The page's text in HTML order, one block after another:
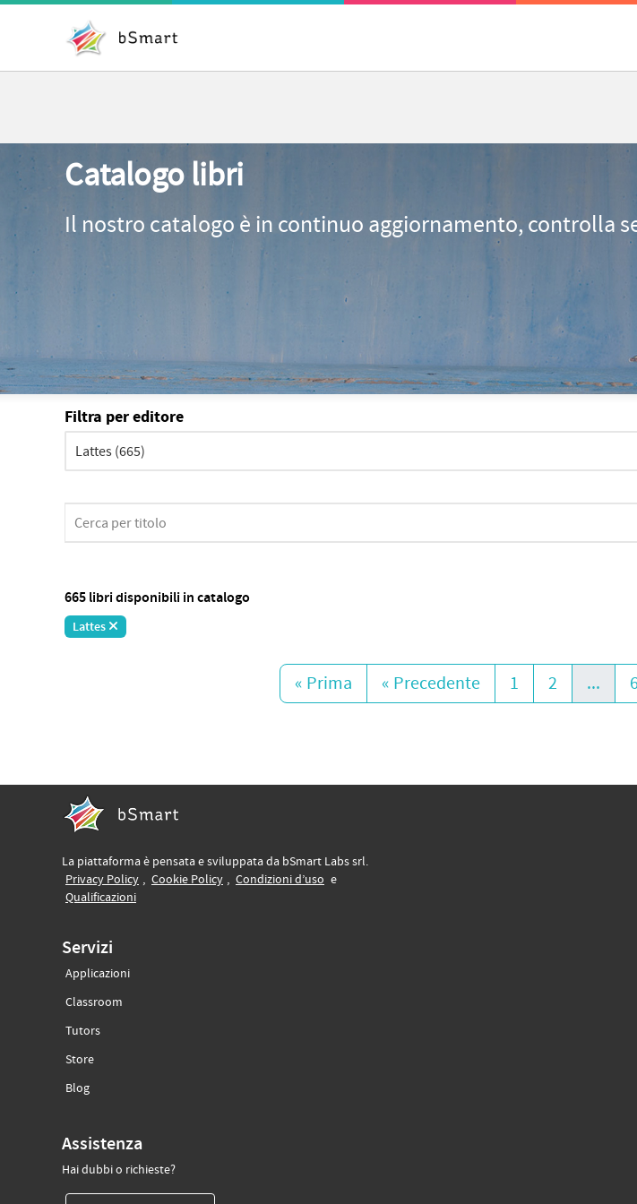
Catalogo libri
Il nostro catalogo è in continuo aggiornamento, controlla
Filtra per editore
665 libri disponibili in catalogo
Lattes
« Prima « Precedente 1 2 ...
La piattaforma è pensata e sviluppata da bSmart Labs srl.
Privacy Policy(si apre in un’altra scheda)
, Cookie Policy(si apre in un’altra scheda)
, Condizioni d’uso (si apre in un’altra scheda)
e
Qualificazioni(si apre in un’altra scheda)
Servizi
Applicazioni
Classroom
Tutors(si apre in un’altra scheda)
Store(si apre in un’altra scheda)
Blog(si apre in un’altra scheda)
Assistenza
Hai dubbi o richieste?